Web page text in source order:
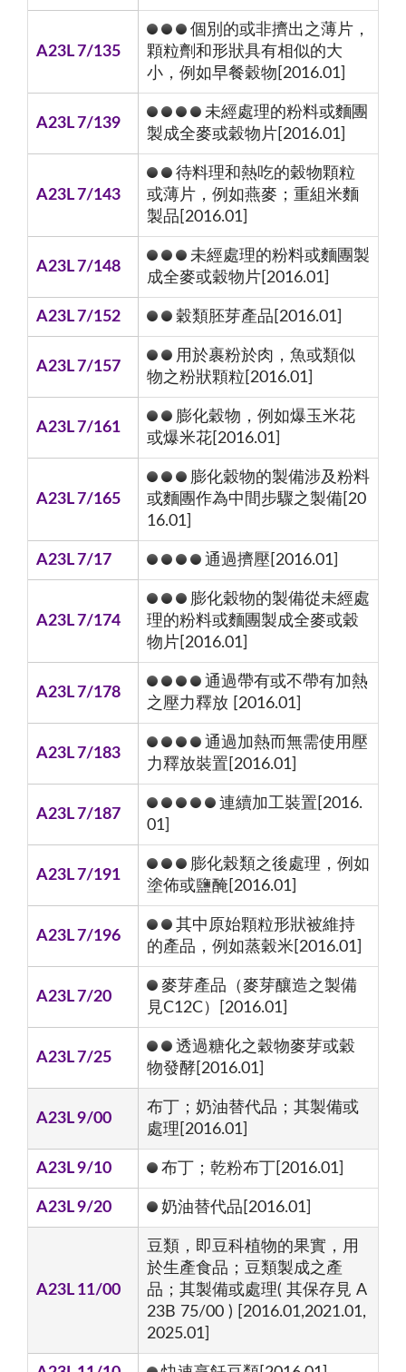
A23L 7/135
個別的或非擠出之薄片，
顆粒劑和形狀具有相似的大
小，例如早餐穀物[2016.01]
A23L 7/139
未經處理的粉料或麵團
製成全麥或穀物片[2016.01]
A23L 7/143
待料理和熱吃的穀物顆粒
或薄片，例如燕麥；重組米麵
製品[2016.01]
A23L 7/148
未經處理的粉料或麵團製
成全麥或穀物片[2016.01]
A23L 7/152 穀類胚芽產品[2016.01]
A23L 7/157
用於裹粉於肉，魚或類似
物之粉狀顆粒[2016.01]
A23L 7/161
膨化穀物，例如爆玉米花
或爆米花[2016.01]
A23L 7/165
膨化穀物的製備涉及粉料
或麵團作為中間步驟之製備[20
16.01]
A23L 7/17 通過擠壓[2016.01]
A23L 7/174
膨化穀物的製備從未經處
理的粉料或麵團製成全麥或穀
物片[2016.01]
A23L 7/178
通過帶有或不帶有加熱
之壓力釋放 [2016.01]
A23L 7/183
通過加熱而無需使用壓
力釋放裝置[2016.01]
A23L 7/187
連續加工裝置[2016.
01]
A23L 7/191
膨化榖類之後處理，例如
塗佈或鹽醃[2016.01]
A23L 7/196
其中原始顆粒形狀被維持
的產品，例如蒸穀米[2016.01]
A23L 7/20
麥芽產品（麥芽釀造之製備
見C12C）[2016.01]
A23L 7/25
透過糖化之穀物麥芽或穀
物發酵[2016.01]
A23L 9/00
布丁；奶油替代品；其製備或
處理[2016.01]
A23L 9/10 布丁；乾粉布丁[2016.01]
A23L 9/20 奶油替代品[2016.01]
A23L 11/00
豆類，即豆科植物的果實，用
於生產食品；豆類製成之產
品；其製備或處理( 其保存見 A
23B 75/00 ) [2016.01,2021.01,
2025.01]